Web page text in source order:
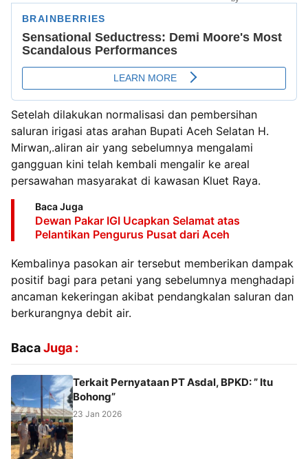
Setelah dilakukan normalisasi dan pembersihan
saluran irigasi atas arahan Bupati Aceh Selatan H.
Mirwan,.aliran air yang sebelumnya mengalami
gangguan kini telah kembali mengalir ke areal
persawahan masyarakat di kawasan Kluet Raya.
Baca Juga
Dewan Pakar IGI Ucapkan Selamat atas
Pelantikan Pengurus Pusat dari Aceh
Kembalinya pasokan air tersebut memberikan dampak
positif bagi para petani yang sebelumnya menghadapi
ancaman kekeringan akibat pendangkalan saluran dan
berkurangnya debit air.
BacaJuga :
Terkait Pernyataan PT Asdal, BPKD: ” Itu
Bohong”
23 Jan 2026